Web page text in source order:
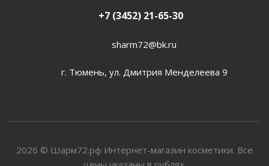
+7 (3452) 21-65-30
sharm72@bk.ru
г. Тюмень, ул. Дмитрия Менделеева 9
2026 © Шарм72.рф Интернет-магазин косметики. Все